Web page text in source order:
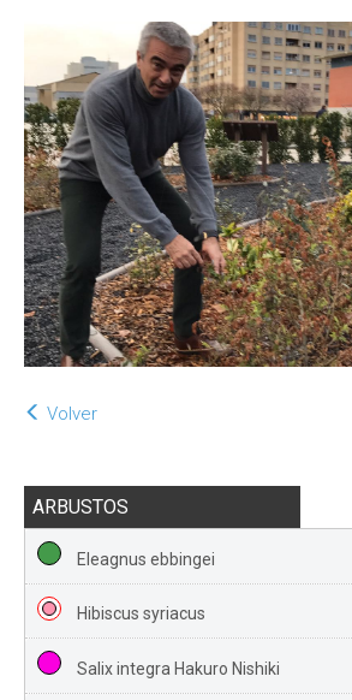
Volver
ARBUSTOS
Eleagnus ebbingei
Hibiscus syriacus
Salix integra Hakuro Nishiki